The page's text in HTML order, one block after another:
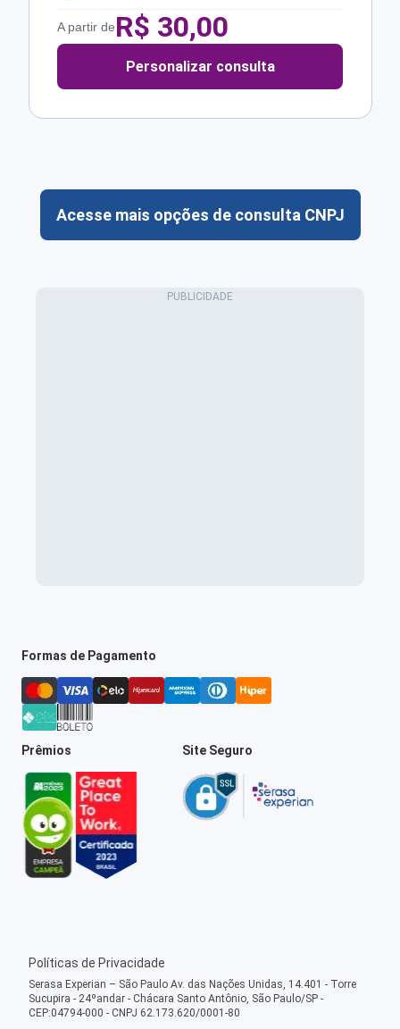
A partir deR$ 30,00
Personalizar consulta
Acesse mais opções de consulta CNPJ
Formas de Pagamento
Prêmios Site Seguro
Políticas de Privacidade
Serasa Experian – São Paulo Av. das Nações Unidas, 14.401 - Torre
Sucupira - 24ºandar - Chácara Santo Antônio, São Paulo/SP -
CEP:04794-000 - CNPJ 62.173.620/0001-80